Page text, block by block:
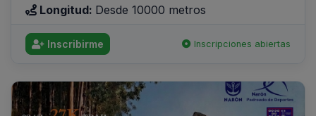
Longitud: Desde 10000 metros
Inscribirme Inscripciones abiertas